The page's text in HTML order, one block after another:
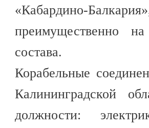
«Кабардино-
преимущественно
состава.
Корабельные
Калининградской
должности: